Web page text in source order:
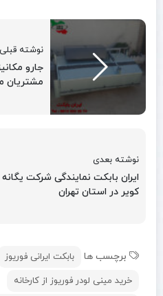
نوشته قبلی
جارو
مشتریان
نوشته بعدی
ایران بابکت نمایندگی شرکت
کویر در استان تهران
برچسب ها بابکت ایرانی فوریوز
خرید مینی لودر فوریوز از کارخانه